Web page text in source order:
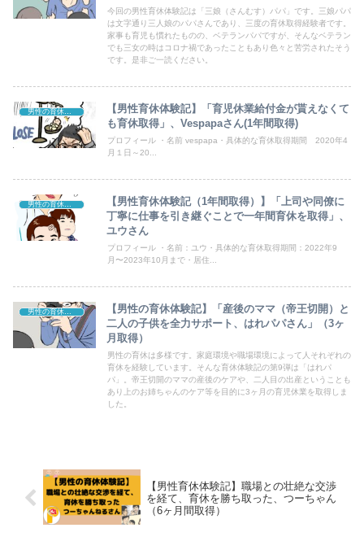
今回の男性育休体験記は「三娘（さんむす）パパ」です。三娘パパ
は文字通り三人娘のパパさんであり、三度の育休取得経験者です。
家事も育児も慣れたものの、ベテランパパですが、そんなベテラン
でも三女の時はコロナ禍であったこともあり色々と苦労されたそう
です。是非ご一読ください。
男性の育休体験記
【男性育休体験記】「育児休業給付金が貰えなくて
も育休取得」、Vespapaさん(1年間取得)
プロフィール ・名前 vespapa・具体的な育休取得期間 2020年4
月１日～20...
【男性育休体験記（1年間取得）】「上司や同僚に
丁寧に仕事を引き継ぐことで一年間育休を取得」、
ユウさん
プロフィール ・名前：ユウ・具体的な育休取得期間：2022年9
月〜2023年10月まで・居住...
【男性の育休体験記】「産後のママ（帝王切開）と
二人の子供を全力サポート、はれパパさん」（3ヶ
月取得）
男性の育休は多様です。家庭環境や職場環境によって人それぞれの
育休を経験しています。そんな育休体験記の第9弾は「はれパ
パ」。帝王切開のママの産後のケアや、二人目の出産ということも
あり上のお姉ちゃんのケア等を目的に3ヶ月の育児休業を取得しま
した。
【男性育休体験記】職場との壮絶な交渉
を経て、育休を勝ち取った、つーちゃん
（6ヶ月間取得）